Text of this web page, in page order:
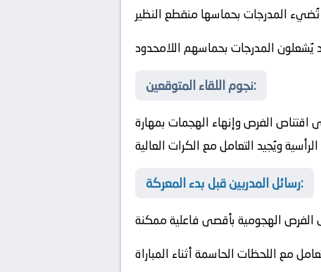
تُضيء المدرجات بحماسها منقطع النظير
يُشعلون المدرجات بحماسهم اللامحدود
نجوم اللقاء المتوقعين:
اقتناص الفرص وإنهاء الهجمات بمهارة
ويُجيد التعامل مع الكرات العالية
رسائل المدربين قبل بدء المعركة:
الفرص الهجومية بأقصى فاعلية ممكنة
مع اللحظات الحاسمة أثناء المباراة